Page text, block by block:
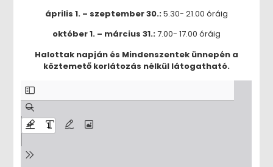
április 1. – szeptember 30.:5.30- 21.00 óráig
október 1. – március 31.:7.00- 17.00 óráig
Halottak napján és Mindenszentek ünnepén a
köztemető korlátozás nélkül látogatható.